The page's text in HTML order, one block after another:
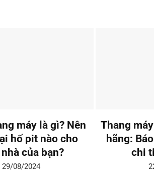
máy là gì? Nên
hố pit nào cho
của bạn?
29/08/2024
Thang
hãng:
chi